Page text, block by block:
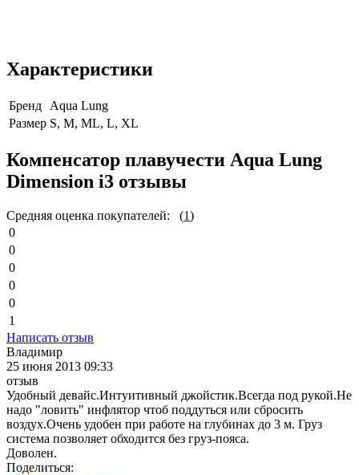
Характеристики
Бренд
Aqua Lung
Размер S, M, ML, L, XL
Компенсатор плавучести Aqua Lung
Dimension i3 отзывы
Средняя оценка покупателей: (1)
0
0
0
0
0
1
Написать отзыв
Владимир
25 июня 2013 09:33
отзыв
Удобный девайс.Интуитивный джойстик.Всегда под рукой.Не
надо "ловить" инфлятор чтоб поддуться или сбросить
воздух.Очень удобен при работе на глубинах до 3 м. Груз
система позволяет обходится без груз-пояса.
Доволен.
Поделиться: